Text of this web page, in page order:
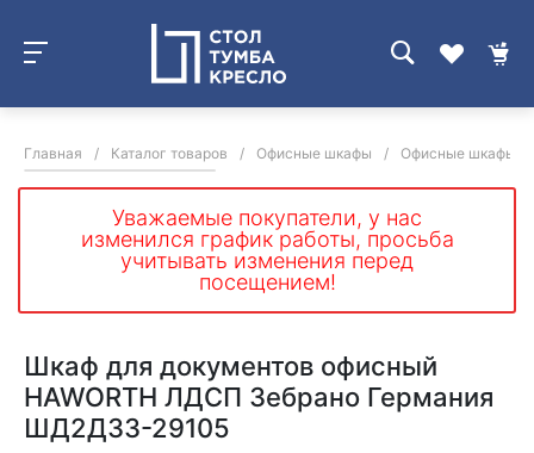
Главная / Каталог товаров / Офисные шкафы / Офисные шкафы
Уважаемые покупатели, у нас
изменился график работы, просьба
учитывать изменения перед
посещением!
Шкаф для документов офисный
HAWORTH ЛДСП Зебрано Германия
ШД2ДЗ3-29105